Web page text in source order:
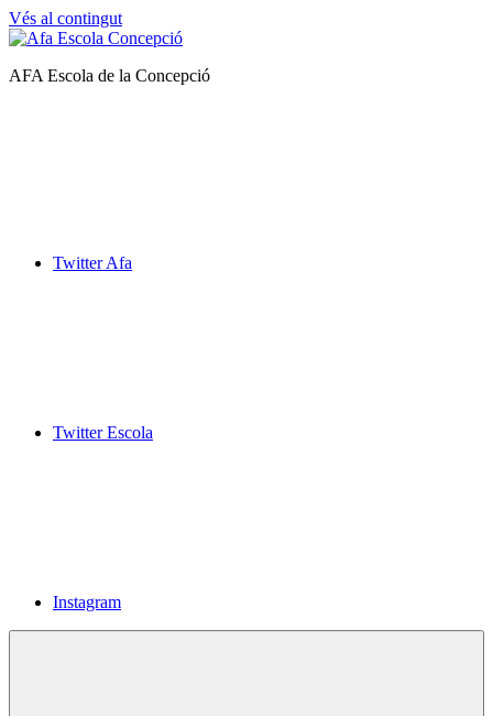
Vés al contingut
Afa
Concepció
AFA Escola de la Concepció
Twitter Afa
Twitter Escola
Instagram